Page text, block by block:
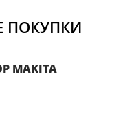
ПОКУПКИ
MAKITA